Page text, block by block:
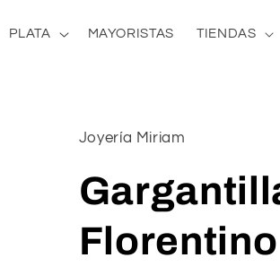
PLATA MAYORISTAS TIENDAS
Joyería Miriam